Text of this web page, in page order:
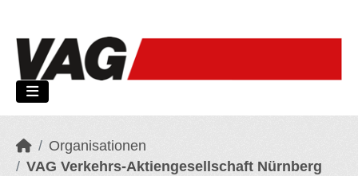
Organisationen
VAG Verkehrs-Aktiengesellschaft Nürnberg